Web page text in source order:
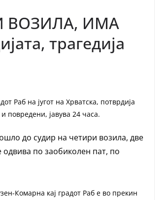
ВОЗИЛА, ИМА
трагедија
Раб на југот на Хрватска, потврдија
повредени, јавува 24 часа.
до судир на четири возила, две
одвива по заобиколен пат, по
Комарна кај градот Раб е во прекин